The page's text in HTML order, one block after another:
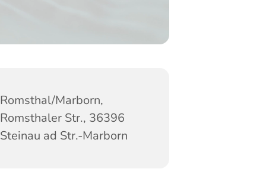
Romsthal/Marborn,
Romsthaler Str., 36396
Steinau ad Str.-Marborn